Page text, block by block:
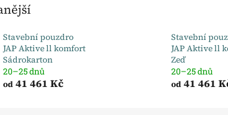
Stavební pouzdro
JAP Aktive ll komfort
Sádrokarton
20–25 dnů
od 41 461 Kč
Stavební
JAP Aktive ll
Zeď
20–25 dnů
od41 461